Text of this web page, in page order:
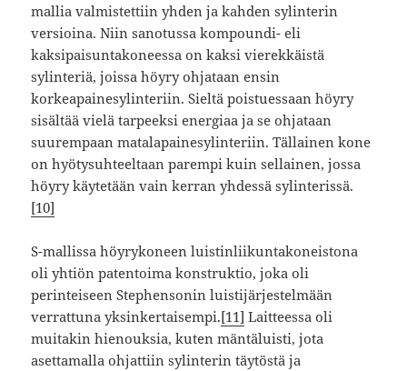
mallia valmistettiin yhden ja kahden sylinterin
versioina. Niin sanotussa kompoundi- eli
kaksipaisuntakoneessa on kaksi vierekkäistä
sylinteriä, joissa höyry ohjataan ensin
korkeapainesylinteriin. Sieltä poistuessaan höyry
sisältää vielä tarpeeksi energiaa ja se ohjataan
suurempaan matalapainesylinteriin. Tällainen kone
on hyötysuhteeltaan parempi kuin sellainen, jossa
höyry käytetään vain kerran yhdessä sylinterissä.
[10]
S-mallissa höyrykoneen luistinliikuntakoneistona
oli yhtiön patentoima konstruktio, joka oli
perinteiseen Stephensonin luistijärjestelmään
verrattuna yksinkertaisempi.[11] Laitteessa oli
muitakin hienouksia, kuten mäntäluisti, jota
asettamalla ohjattiin sylinterin täytöstä ja